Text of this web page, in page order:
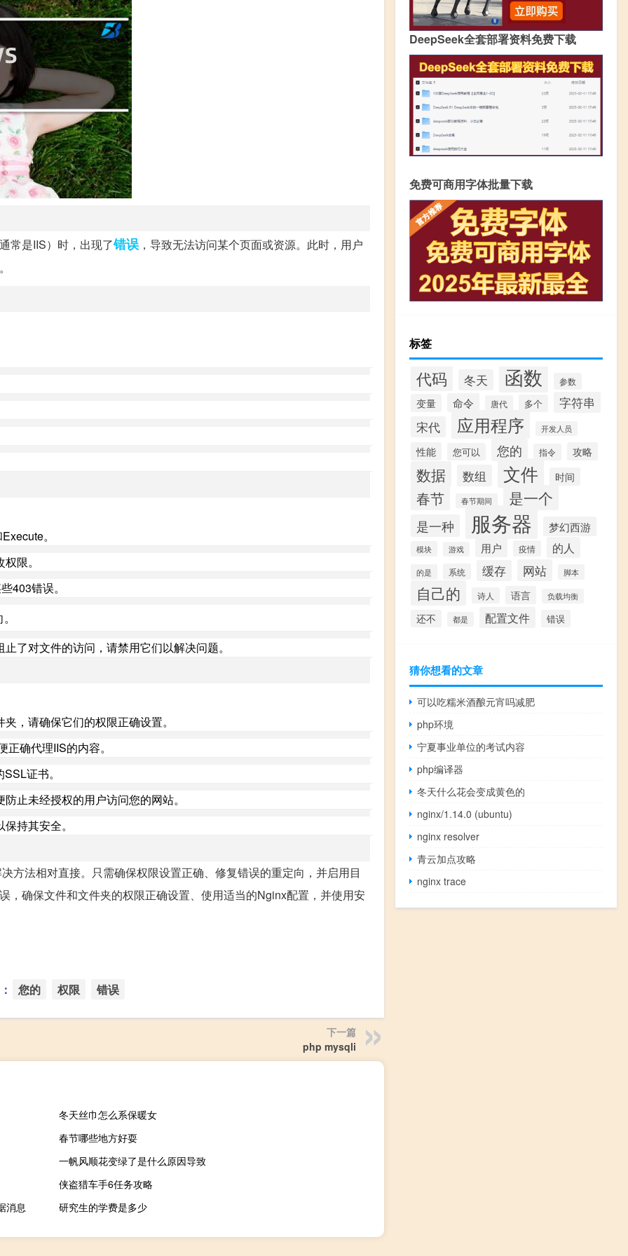
常是IIS）时，出现了错误 ，导致无法访问某个页面或资源。此时，用户
。
限。
403错误。
了对文件的访问，请禁用它们以解决问题。
，请确保它们的权限正确设置。
确代理IIS的内容。
证书。
止未经授权的用户访问您的网站。
持其安全。
方法相对直接。只需确保权限设置正确、修复错误的重定向，并启用目
，确保文件和文件夹的权限正确设置、使用适当的Nginx配置，并使用安
您的 权限 错误
下一篇
php mysqli
冬天丝巾怎么系保暖女
春节哪些地方好耍
一帆风顺花变绿了是什么原因导致
侠盗猎车手6任务攻略
消息
研究生的学费是多少
DeepSeek全套部署资料免费下载
免费可商用字体批量下载
标签
代码 冬天 函数 参数
变量 命令 唐代 多个
字符串
宋代
应用程序 开发人员
性能 您可以 您的 指令 攻略
数据 数组 文件 时间
春节 春节期间 是一个
是一种 服务器 梦幻西游
模块 游戏 用户 疫情 的人
的是 系统 缓存 网站 脚本
自己的 诗人 语言 负载均衡
还不 都是 配置文件 错误
猜你想看的文章
可以吃糯米酒酿元宵吗减肥
php环境
宁夏事业单位的考试内容
php编译器
冬天什么花会变成黄色的
nginx/1.14.0 (ubuntu)
nginx resolver
青云加点攻略
nginx trace